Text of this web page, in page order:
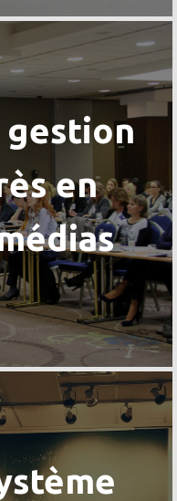
gestion
en